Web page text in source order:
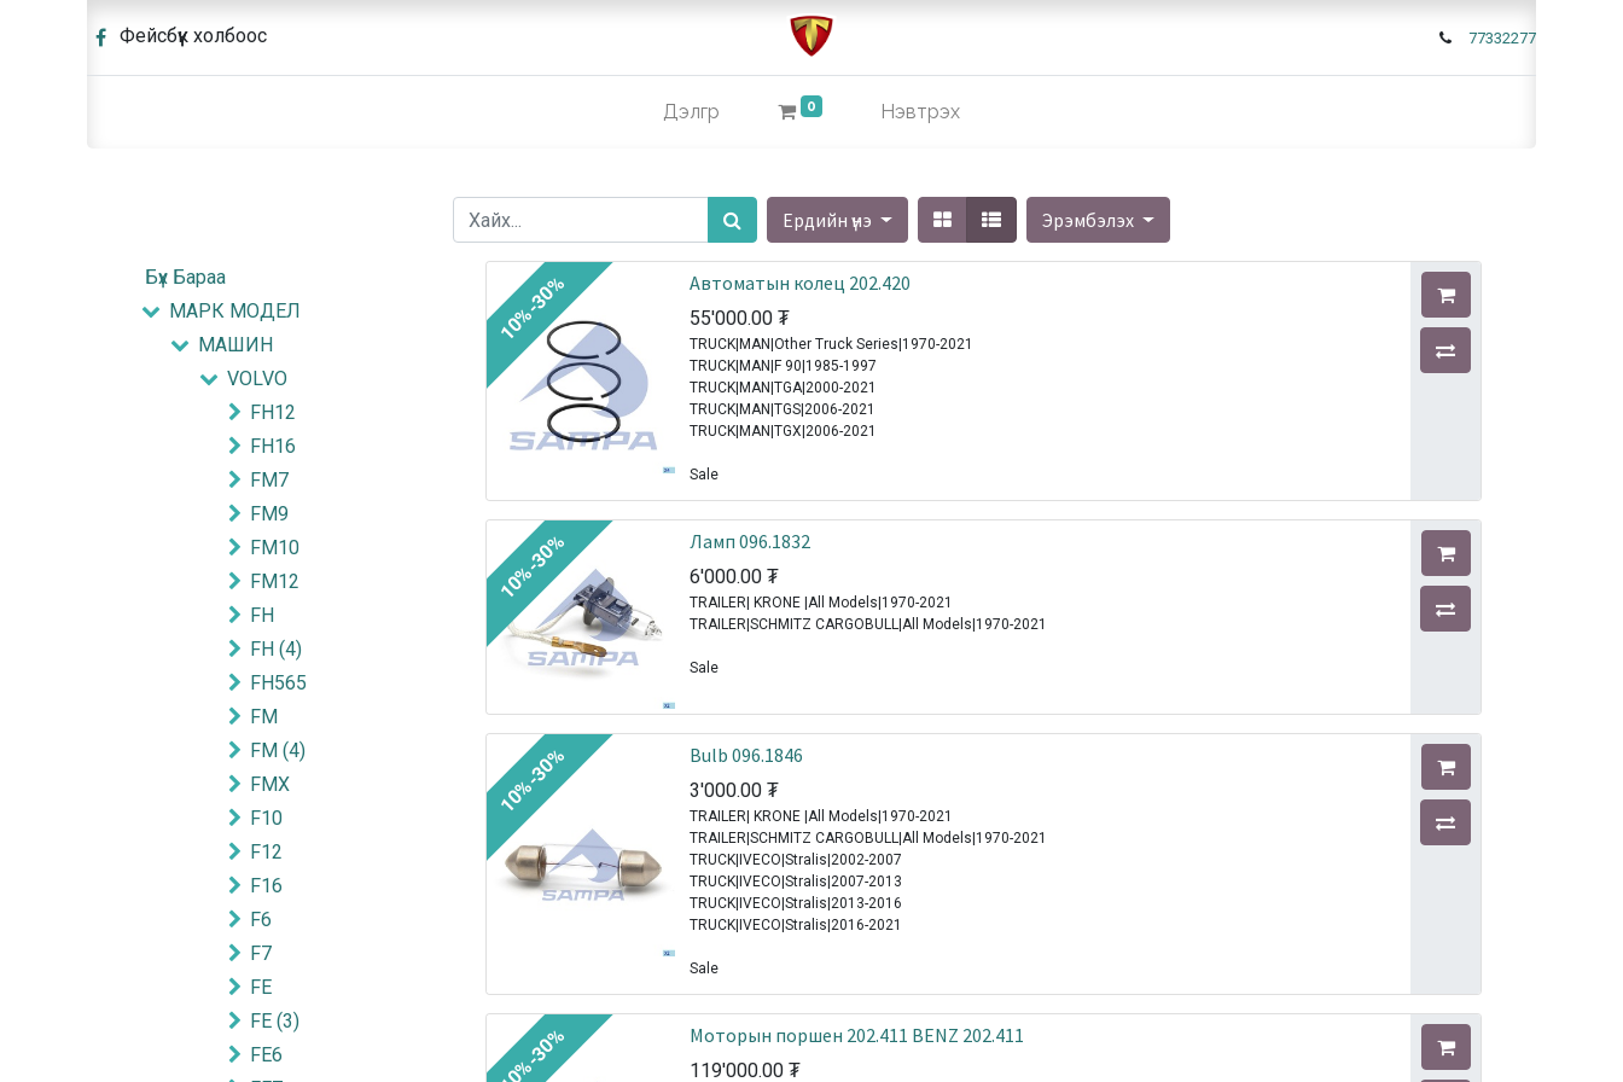
Фейсбүүк холбоос 77332277
Дэлгүүр 0 Нэвтрэх
Ердийн үнэ Эрэмбэлэх
Бүх Бараа
МАРК МОДЕЛ
МАШИН
VOLVO
FH12
FH16
FM7
FM9
FM10
FM12
FH
FH (4)
FH565
FM
FM (4)
FMX
F10
F12
F16
F6
F7
FE
FE (3)
FE6
Автоматын колец 202.420
55'000.00 ₮
TRUCK|MAN|Other Truck Series|1970-2021
TRUCK|MAN|F 90|1985-1997
TRUCK|MAN|TGA|2000-2021
TRUCK|MAN|TGS|2006-2021
TRUCK|MAN|TGX|2006-2021
Sale
10%-30%
Ламп 096.1832
6'000.00 ₮
TRAILER| KRONE |All Models|1970-2021
TRAILER|SCHMITZ CARGOBULL|All Models|1970-2021
Sale
10%-30%
Bulb 096.1846
3'000.00 ₮
TRAILER| KRONE |All Models|1970-2021
TRAILER|SCHMITZ CARGOBULL|All Models|1970-2021
TRUCK|IVECO|Stralis|2002-2007
TRUCK|IVECO|Stralis|2007-2013
TRUCK|IVECO|Stralis|2013-2016
TRUCK|IVECO|Stralis|2016-2021
Sale
10%-30%
Моторын поршен 202.411 BENZ 202.411
119'000.00 ₮
10%-30%